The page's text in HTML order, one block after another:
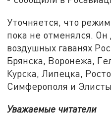
Уточняется, что
пока не отменялся. Он
воздушных гаванях
Брянска, Воронежа,
Курска, Липецка,
Симферополя и Элисты.
Уважаемые читатели